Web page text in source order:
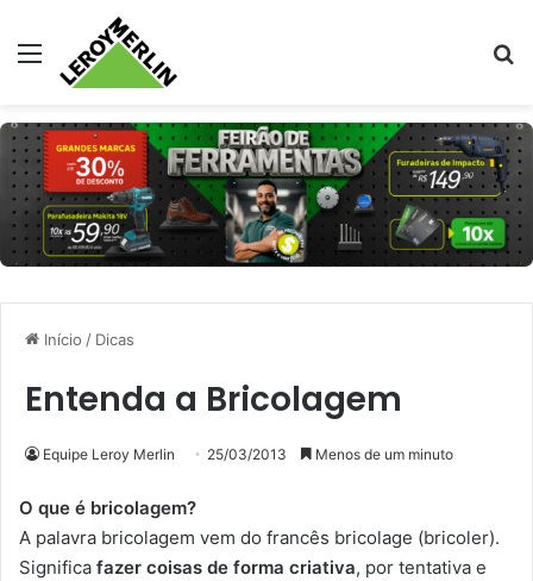
Menu
Início / Dicas
Entenda a Bricolagem
Equipe Leroy Merlin 25/03/2013 Menos de um minuto
O que é bricolagem?
A palavra bricolagem vem do francês bricolage (bricoler).
Significa fazer coisas de forma criativa, por tentativa e